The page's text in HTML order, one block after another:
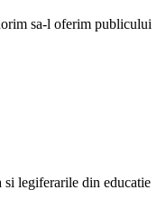
sa-l oferim publicului
legiferarile din educatie